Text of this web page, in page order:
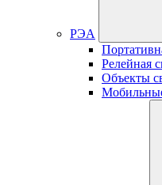
РЭА
Релейная
Объекты